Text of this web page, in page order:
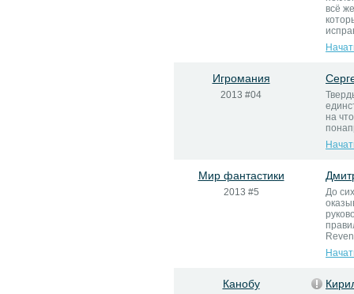
всё
Игромания
2013 #04
на
Мир фантастики
2013 #5
До
Канобу